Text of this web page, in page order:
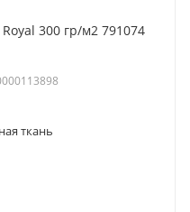
300 гр/м2 791074
ткань